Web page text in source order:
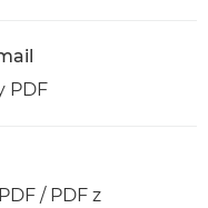
PDF
/ PDF z